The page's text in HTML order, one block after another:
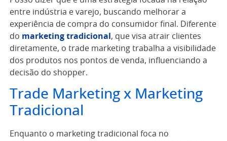
entre indústria e varejo, buscando melhorar a
experiência de compra do consumidor final. Diferente
do marketing tradicional , que visa atrair clientes
diretamente, o trade marketing trabalha a visibilidade
dos produtos nos pontos de venda, influenciando a
decisão do shopper.
Trade Marketing x Marketing
Tradicional
Enquanto o marketing tradicional foca no